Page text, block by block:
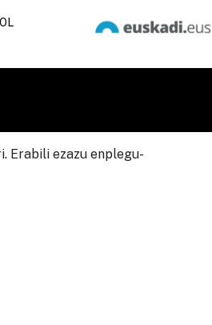
Erabili ezazu enplegu-